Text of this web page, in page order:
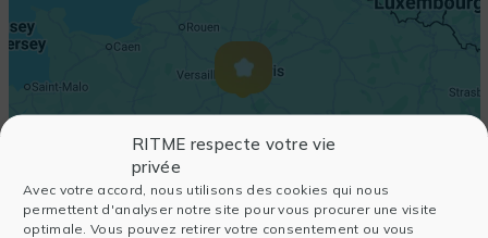
RITME respecte votre vie
privée
Avec votre accord, nous utilisons des cookies qui nous
permettent d'analyser notre site pour vous procurer une visite
optimale. Vous pouvez retirer votre consentement ou vous